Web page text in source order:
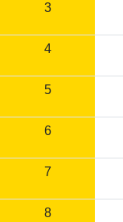
3
4
5
6
7
8